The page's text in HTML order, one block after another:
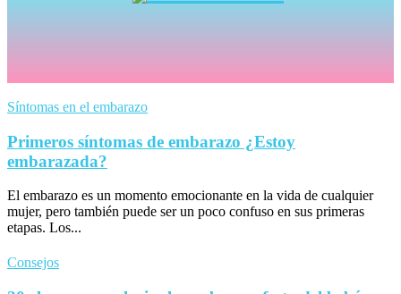
Síntomas en el embarazo
Primeros síntomas de embarazo ¿Estoy
embarazada?
El embarazo es un momento emocionante en la vida de cualquier
mujer, pero también puede ser un poco confuso en sus primeras
etapas. Los...
Consejos